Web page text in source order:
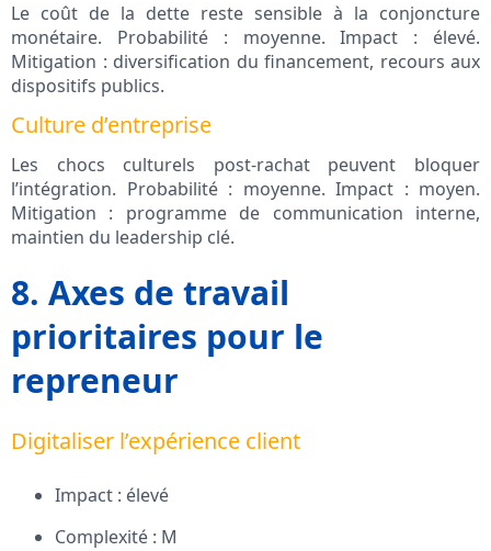
Le coût de la dette reste sensible à la conjoncture
monétaire. Probabilité : moyenne. Impact : élevé.
Mitigation : diversification du financement, recours aux
dispositifs publics.
Culture d’entreprise
Les chocs culturels post-rachat peuvent bloquer
l’intégration. Probabilité : moyenne. Impact : moyen.
Mitigation : programme de communication interne,
maintien du leadership clé.
8. Axes de travail
prioritaires pour le
repreneur
Digitaliser l’expérience client
Impact : élevé
Complexité : M